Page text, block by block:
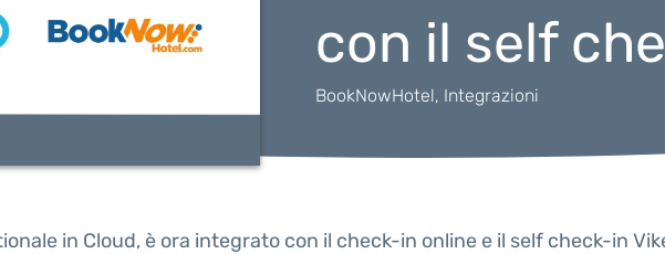
con il self
BookNowHotel, Integrazioni
in Cloud, è ora integrato con il check-in online e il self check-in